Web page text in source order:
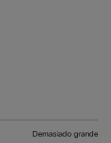
Demasiado grande